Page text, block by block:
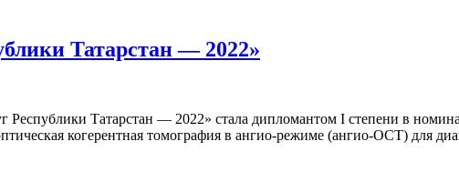
Татарстан — 2022»
Республики Татарстан — 2022» стала дипломантом I степени в
когерентная томография в ангио-режиме (ангио-ОСТ) для